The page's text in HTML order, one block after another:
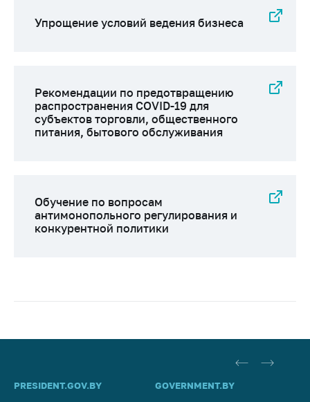
Упрощение условий ведения бизнеса
Рекомендации по предотвращению
распространения COVID-19 для
субъектов торговли, общественного
питания, бытового обслуживания
Обучение по вопросам
антимонопольного регулирования и
конкурентной политики
PRESIDENT.GOV.BY GOVERNMENT.BY